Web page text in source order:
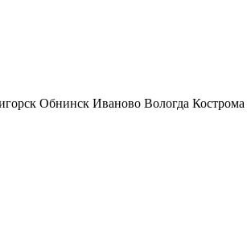
Обнинск Иваново Вологда Кострома